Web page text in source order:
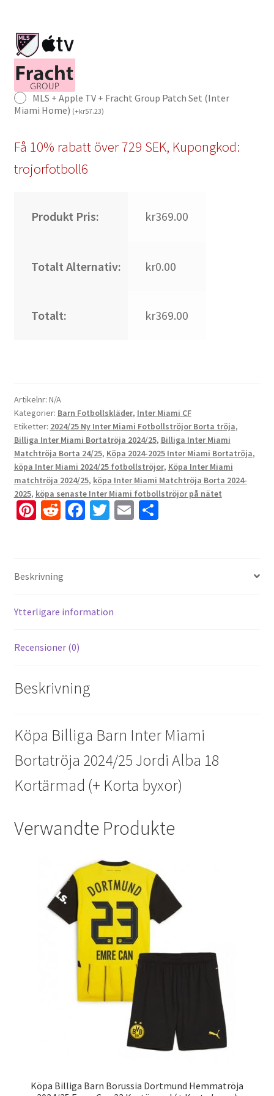
MLS + Apple TV + Fracht Group Patch Set (Inter
Miami Home) (+kr57.23)
Få 10% rabatt över 729 SEK, Kupongkod:
trojorfotboll6
Produkt Pris: kr369.00
Totalt Alternativ: kr0.00
Totalt: kr369.00
Artikelnr: N/A
Kategorier: Barn Fotbollskläder, Inter Miami CF
Etiketter: 2024/25 Ny Inter Miami Fotbollströjor Borta tröja,
Billiga Inter Miami Bortatröja 2024/25, Billiga Inter Miami
Matchtröja Borta 24/25, Köpa 2024-2025 Inter Miami Bortatröja,
köpa Inter Miami 2024/25 fotbollströjor, Köpa Inter Miami
matchtröja 2024/25, köpa Inter Miami Matchtröja Borta 2024-
2025, köpa senaste Inter Miami fotbollströjor på nätet
Pi
es
t
R
di
t
Fa
k
T E D
Beskrivning
Ytterligare information
Recensioner (0)
Beskrivning
Köpa Billiga Barn Inter Miami
Bortatröja 2024/25 Jordi Alba 18
Kortärmad (+ Korta byxor)
Verwandte Produkte
Köpa Billiga Barn Borussia Dortmund Hemmatröja